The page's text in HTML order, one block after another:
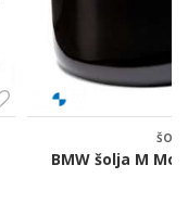
ŠOLJE
BMW šolja M